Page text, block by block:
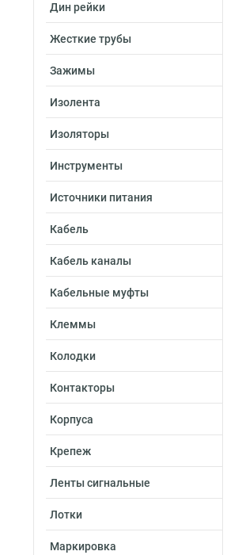
Дин рейки
Жесткие трубы
Зажимы
Изолента
Изоляторы
Инструменты
Источники питания
Кабель
Кабель каналы
Кабельные муфты
Клеммы
Колодки
Контакторы
Корпуса
Крепеж
Ленты сигнальные
Лотки
Маркировка